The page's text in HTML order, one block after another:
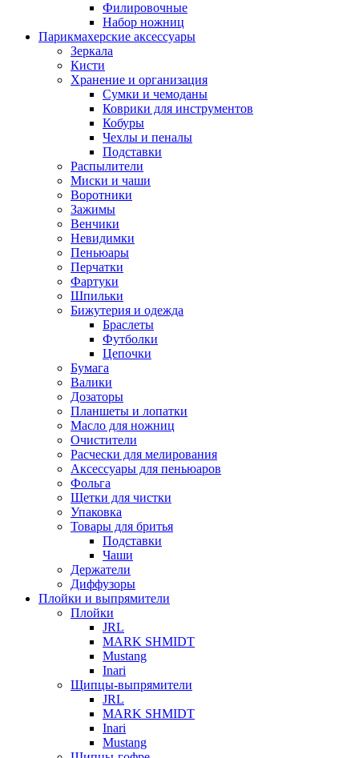
Филировочные
Набор ножниц
Парикмахерские аксессуары
Зеркала
Кисти
Хранение и организация
Сумки и чемоданы
Коврики для инструментов
Кобуры
Чехлы и пеналы
Подставки
Распылители
Миски и чаши
Воротники
Зажимы
Венчики
Невидимки
Пеньюары
Перчатки
Фартуки
Шпильки
Бижутерия и одежда
Браслеты
Футболки
Цепочки
Бумага
Валики
Дозаторы
Планшеты и лопатки
Масло для ножниц
Очистители
Расчески для мелирования
Аксессуары для пеньюаров
Фольга
Щетки для чистки
Упаковка
Товары для бритья
Подставки
Чаши
Держатели
Диффузоры
Плойки и выпрямители
Плойки
JRL
MARK SHMIDT
Mustang
Inari
Щипцы-выпрямители
JRL
MARK SHMIDT
Inari
Mustang